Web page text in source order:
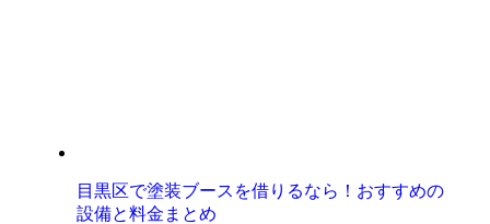
目黒区で塗装ブースを借りるなら！おすすめの
設備と料金まとめ